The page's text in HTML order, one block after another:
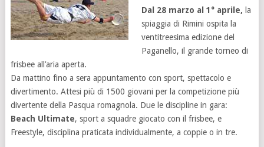
Dal 28 marzo al 1° aprile, la
spiaggia di Rimini ospita la
ventitreesima edizione del
Paganello, il grande torneo di
frisbee all’aria aperta.
Da mattino fino a sera appuntamento con sport, spettacolo e
divertimento. Attesi più di 1500 giovani per la competizione più
divertente della Pasqua romagnola. Due le discipline in gara:
Beach Ultimate, sport a squadre giocato con il frisbee, e
Freestyle, disciplina praticata individualmente, a coppie o in tre.